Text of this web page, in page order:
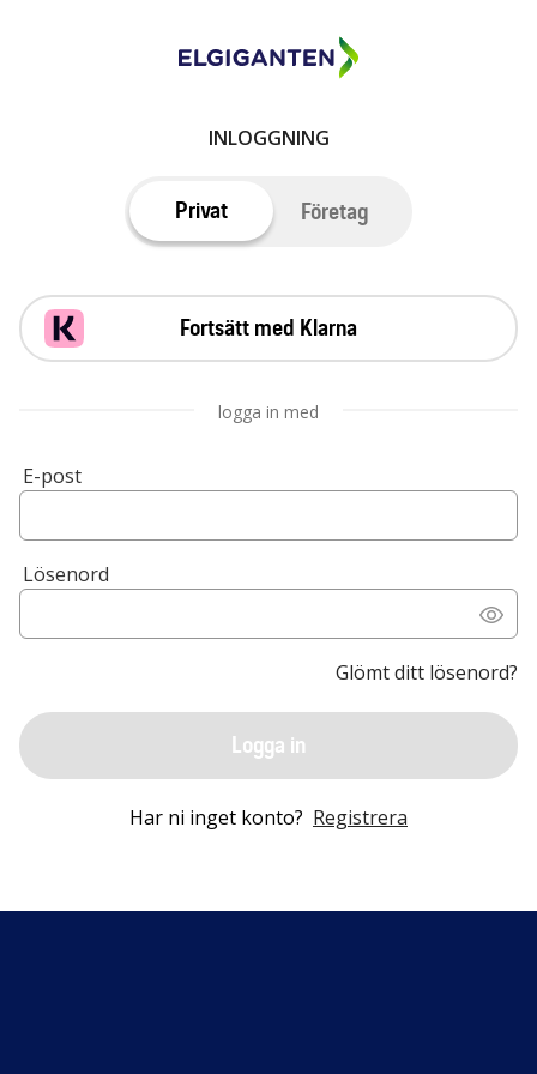
INLOGGNING
Privat Företag
Fortsätt med Klarna
logga in med
E-post
Lösenord
Glömt ditt lösenord?
Logga in
Har ni inget konto? Registrera